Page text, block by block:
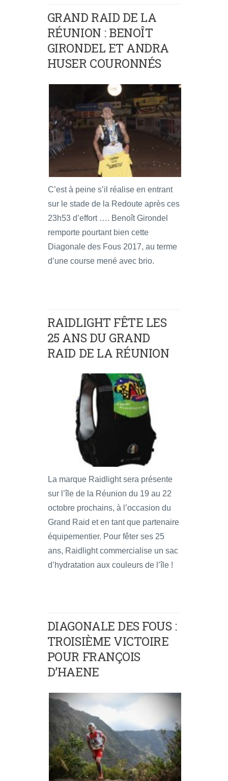
GRAND RAID DE LA
RÉUNION : BENOÎT
GIRONDEL ET ANDRA
HUSER COURONNÉS
C’est à peine s’il réalise en entrant
sur le stade de la Redoute après ces
23h53 d’effort …. Benoît Girondel
remporte pourtant bien cette
Diagonale des Fous 2017, au terme
d’une course mené avec brio.
RAIDLIGHT FÊTE LES
25 ANS DU GRAND
RAID DE LA RÉUNION
La marque Raidlight sera présente
sur l’île de la Réunion du 19 au 22
octobre prochains, à l’occasion du
Grand Raid et en tant que partenaire
équipementier. Pour fêter ses 25
ans, Raidlight commercialise un sac
d’hydratation aux couleurs de l’île !
DIAGONALE DES FOUS :
TROISIÈME VICTOIRE
POUR FRANÇOIS
D’HAENE